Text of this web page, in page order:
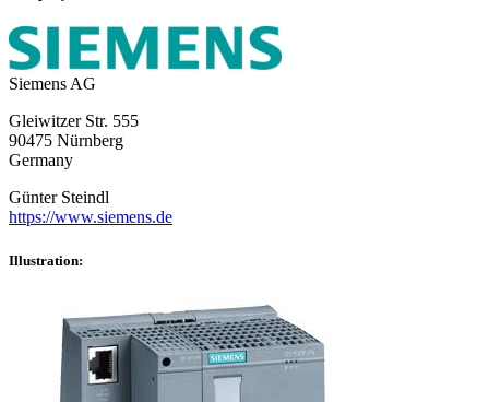
Siemens AG
Gleiwitzer Str. 555
90475 Nürnberg
Germany
Günter Steindl
https://www.siemens.de
Illustration: